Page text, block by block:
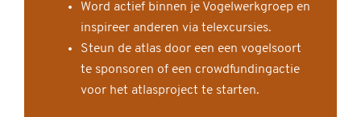
Word actief binnen je Vogelwerkgroep en
inspireer anderen via telexcursies.
Steun de atlas door een een vogelsoort
te sponsoren of een crowdfundingactie
voor het atlasproject te starten.